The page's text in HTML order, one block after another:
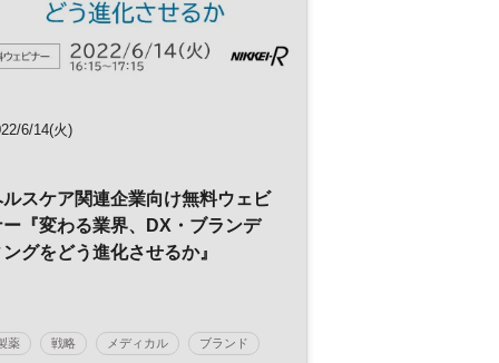
6/14(火)
ルスケア関連企業向け無料ウェビ
ー『変わる業界、DX・ブランデ
ングをどう進化させるか』
薬 戦略 メディカル ブランド